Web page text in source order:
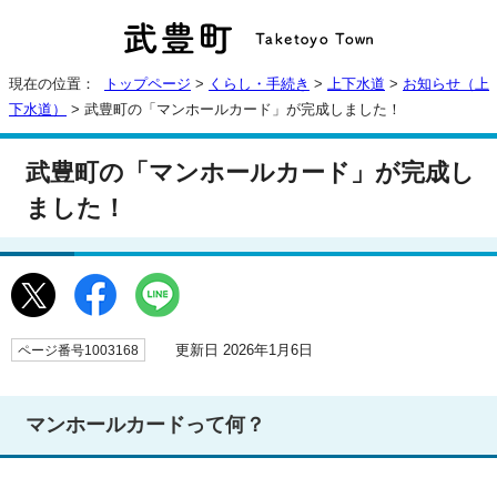
現在の位置： トップページ > くらし・手続き > 上下水道 > お知らせ（上
下水道）
> 武豊町の「マンホールカード」が完成しました！
武豊町の「マンホールカード」が完成し
ました！
ページ番号1003168 更新日 2026年1月6日
マンホールカードって何？